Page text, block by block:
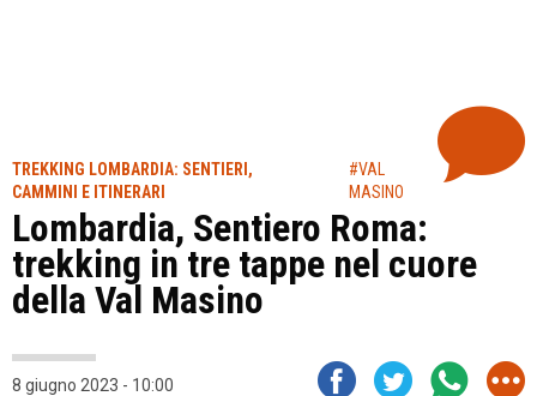
TREKKING LOMBARDIA: SENTIERI,
CAMMINI E ITINERARI
#VAL
MASINO
Lombardia, Sentiero Roma:
trekking in tre tappe nel cuore
della Val Masino
8 giugno 2023 - 10:00